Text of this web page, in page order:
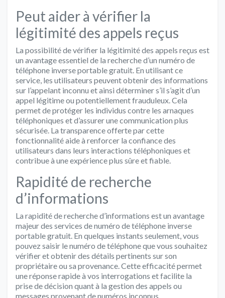
Peut aider à vérifier la
légitimité des appels reçus
La possibilité de vérifier la légitimité des appels reçus est
un avantage essentiel de la recherche d’un numéro de
téléphone inverse portable gratuit. En utilisant ce
service, les utilisateurs peuvent obtenir des informations
sur l’appelant inconnu et ainsi déterminer s’il s’agit d’un
appel légitime ou potentiellement frauduleux. Cela
permet de protéger les individus contre les arnaques
téléphoniques et d’assurer une communication plus
sécurisée. La transparence offerte par cette
fonctionnalité aide à renforcer la confiance des
utilisateurs dans leurs interactions téléphoniques et
contribue à une expérience plus sûre et fiable.
Rapidité de recherche
d’informations
La rapidité de recherche d’informations est un avantage
majeur des services de numéro de téléphone inverse
portable gratuit. En quelques instants seulement, vous
pouvez saisir le numéro de téléphone que vous souhaitez
vérifier et obtenir des détails pertinents sur son
propriétaire ou sa provenance. Cette efficacité permet
une réponse rapide à vos interrogations et facilite la
prise de décision quant à la gestion des appels ou
messages provenant de numéros inconnus.